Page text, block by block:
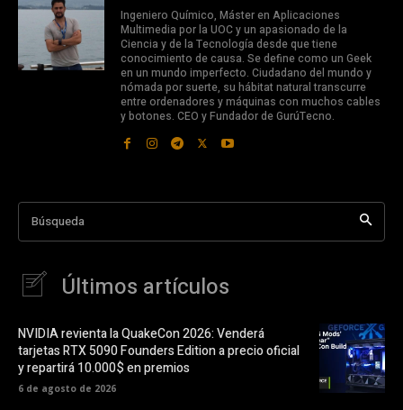
Ingeniero Químico, Máster en Aplicaciones
Multimedia por la UOC y un apasionado de la
Ciencia y de la Tecnología desde que tiene
conocimiento de causa. Se define como un Geek
en un mundo imperfecto. Ciudadano del mundo y
nómada por suerte, su hábitat natural transcurre
entre ordenadores y máquinas con muchos cables
y botones. CEO y Fundador de GurúTecno.
Búsqueda
Últimos artículos
NVIDIA revienta la QuakeCon 2026: Venderá
tarjetas RTX 5090 Founders Edition a precio oficial
y repartirá 10.000$ en premios
6 de agosto de 2026